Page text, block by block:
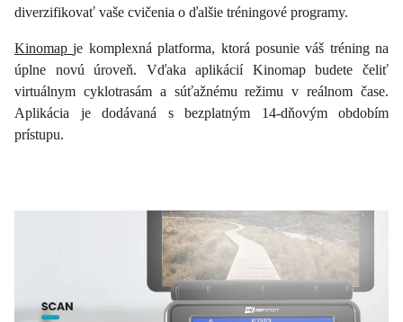
diverzifikovať vaše cvičenia o ďalšie tréningové programy.
Kinomapje komplexná platforma, ktorá posunie váš tréning na
úplne novú úroveň. Vďaka aplikácií Kinomap budete čeliť
virtuálnym cyklotrasám a súťažnému režimu v reálnom čase.
Aplikácia je dodávaná s bezplatným 14-dňovým obdobím
prístupu.